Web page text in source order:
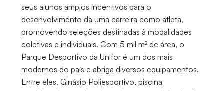
seus alunos amplos incentivos para o
desenvolvimento da uma carreira como atleta,
promovendo seleções destinadas à modalidades
coletivas e individuais. Com 5 mil m² de área, o
Parque Desportivo da Unifor é um dos mais
modernos do país e abriga diversos equipamentos.
Entre eles, Ginásio Poliesportivo, piscina